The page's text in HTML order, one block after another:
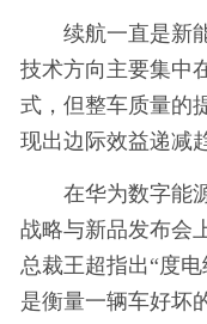
续航一直是新
技术方向主要集中
式，但整车质量的
现出边际效益递减
在华为数字能
战略与新品发布会
总裁王超指出“度
是衡量一辆车好坏